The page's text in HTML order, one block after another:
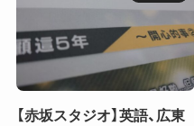
【赤坂スタジオ】英語、広東